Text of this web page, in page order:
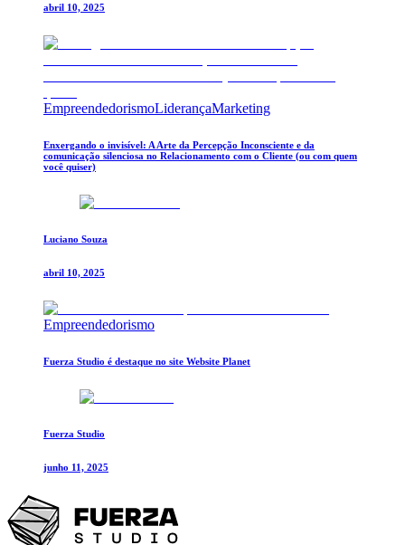
abril 10, 2025
EmpreendedorismoLiderançaMarketing
Enxergando o invisível: A Arte da Percepção Inconsciente e da
comunicação silenciosa no Relacionamento com o Cliente (ou com quem
você quiser)
Luciano Souza
abril 10, 2025
Empreendedorismo
Fuerza Studio é destaque no site Website Planet
Fuerza Studio
junho 11, 2025